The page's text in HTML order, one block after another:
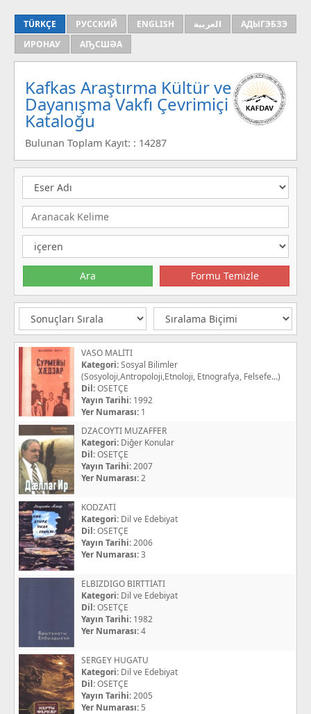
TÜRKÇE РУССКИЙ ENGLISH العربية
АДЫГЭБЗЭ
ИРОНАУ
АҦСШӘА
Kafkas Araştırma Kültür ve
Dayanışma Vakfı Çevrimiçi
Kataloğu
Bulunan Toplam Kayıt: : 14287
VASO MALİTI
Kategori:Sosyal Bilimler
(Sosyoloji,Antropoloji,Etnoloji, Etnografya, Felsefe...)
Dil:OSETÇE
Yayın Tarihi: 1992
Yer Numarası: 1
DZACOYTI MUZAFFER
Kategori: Diğer Konular
Dil:OSETÇE
Yayın Tarihi:2007
Yer Numarası:2
KODZATİ
Kategori: Dil ve Edebiyat
Dil:OSETÇE
Yayın Tarihi:2006
Yer Numarası:3
ELBIZDIGO BIRTTİATI
Kategori: Dil ve Edebiyat
Dil:OSETÇE
Yayın Tarihi: 1982
Yer Numarası:4
SERGEY HUGATU
Kategori: Dil ve Edebiyat
Dil:OSETÇE
Yayın Tarihi:2005
Yer Numarası: 5